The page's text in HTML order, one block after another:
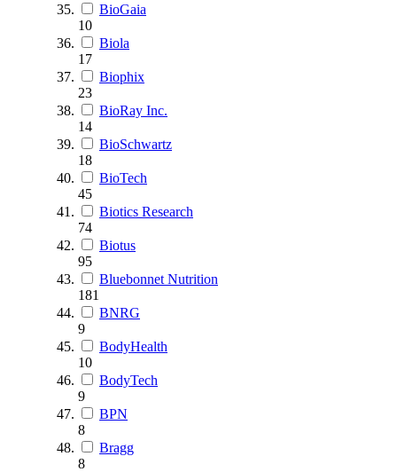
BioGaia
10
Biola
17
Biophix
23
BioRay Inc.
14
BioSchwartz
18
BioTech
45
Biotics Research
74
Biotus
95
Bluebonnet Nutrition
181
BNRG
9
BodyHealth
10
BodyTech
9
BPN
8
Bragg
8